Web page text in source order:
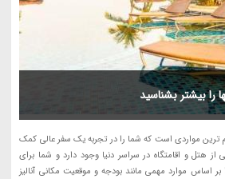
را بیشتر بشناسید
ترین مواردی است که شما را در تجربه یک سفر عالی کمک
از هتل و اقامتگاه در سراسر دنیا وجود دارد و شما برای
بر اساس موارد مهمی مانند بودجه و موقعیت مکانی آنالیز